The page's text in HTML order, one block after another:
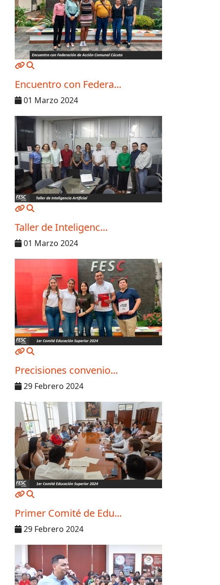
MOD_JTCS_VIEW_ARTICLE_LINK
Encuentro con Federa...
01 Marzo 2024
MOD_JTCS_VIEW_ARTICLE_LINK
Taller de Inteligenc...
01 Marzo 2024
MOD_JTCS_VIEW_ARTICLE_LINK
Precisiones convenio...
29 Febrero 2024
MOD_JTCS_VIEW_ARTICLE_LINK
Primer Comité de Edu...
29 Febrero 2024